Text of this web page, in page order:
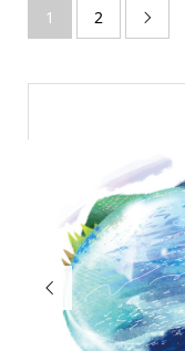
1 2 
